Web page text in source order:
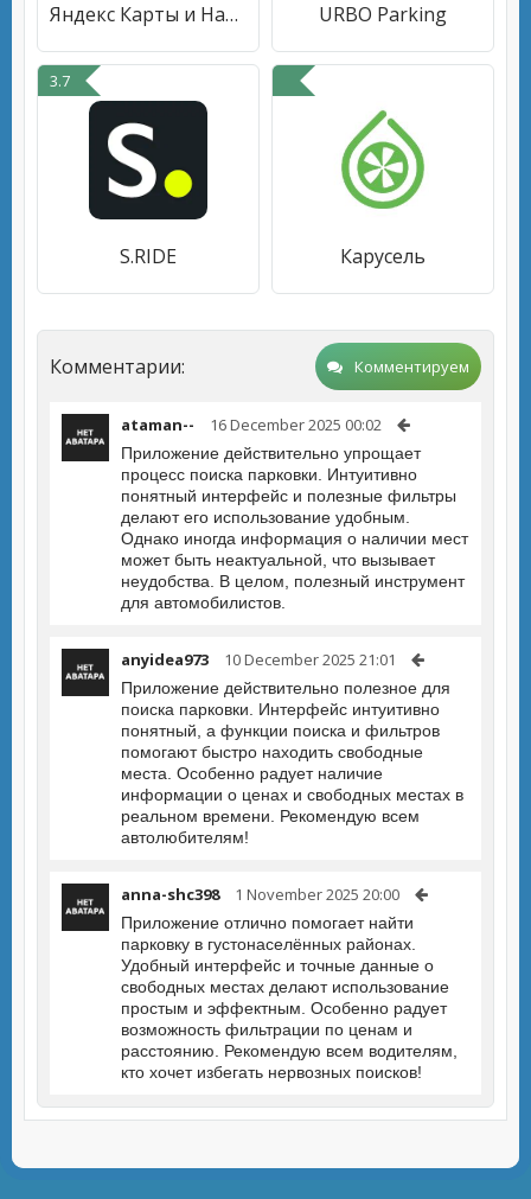
Яндекс Карты и Навигатор URBO Parking
3.7
S.RIDE Карусель
Комментарии: Комментируем
ataman-- 16 December 2025 00:02
Приложение действительно упрощает
процесс поиска парковки. Интуитивно
понятный интерфейс и полезные фильтры
делают его использование удобным.
Однако иногда информация о наличии мест
может быть неактуальной, что вызывает
неудобства. В целом, полезный инструмент
для автомобилистов.
anyidea973 10 December 2025 21:01
Приложение действительно полезное для
поиска парковки. Интерфейс интуитивно
понятный, а функции поиска и фильтров
помогают быстро находить свободные
места. Особенно радует наличие
информации о ценах и свободных местах в
реальном времени. Рекомендую всем
автолюбителям!
anna-shc398 1 November 2025 20:00
Приложение отлично помогает найти
парковку в густонаселённых районах.
Удобный интерфейс и точные данные о
свободных местах делают использование
простым и эффектным. Особенно радует
возможность фильтрации по ценам и
расстоянию. Рекомендую всем водителям,
кто хочет избегать нервозных поисков!